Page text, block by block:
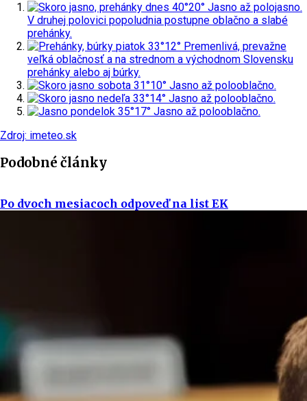
dnes 40°20° Jasno až polojasno.
V druhej polovici popoludnia postupne oblačno a slabé
prehánky.
piatok 33°12° Premenlivá, prevažne
veľká oblačnosť a na strednom a východnom Slovensku
prehánky alebo aj búrky.
sobota 31°10° Jasno až polooblačno.
nedeľa 33°14° Jasno až polooblačno.
pondelok 35°17° Jasno až polooblačno.
Zdroj: imeteo.sk
Podobné články
Po dvoch mesiacoch odpoveď na list EK